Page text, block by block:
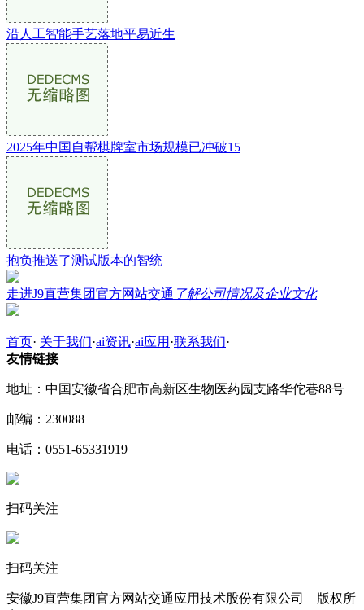
沿人工智能手艺落地平易近生
2025年中国自帮棋牌室市场规模已冲破15
抱负推送了测试版本的智统
走进J9直营集团官方网站交通 了解公司情况及企业文化
首页· 关于我们·ai资讯·ai应用 ·联系我们·
友情链接
地址：中国安徽省合肥市高新区生物医药园支路华佗巷88号
邮编：230088
电话：0551-65331919
扫码关注
扫码关注
安徽J9直营集团官方网站交通应用技术股份有限公司 版权所